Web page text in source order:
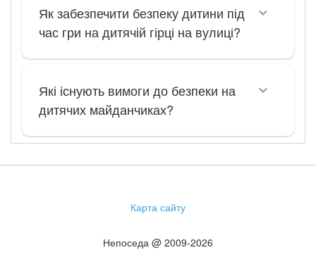
Як забезпечити безпеку дитини під
час гри на дитячій гірці на вулиці?
Які існують вимоги до безпеки на
дитячих майданчиках?
Карта сайту
Непоседа @ 2009-2026